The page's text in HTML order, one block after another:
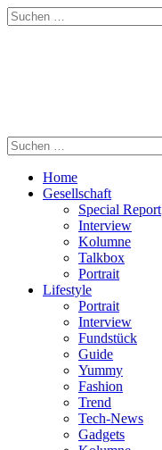
Suchen
nach:
Suchen
nach:
Home
Gesellschaft
Special Report
Interview
Kolumne
Talkbox
Portrait
Lifestyle
Portrait
Interview
Fundstück
Guide
Yummy
Fashion
Trend
Tech-News
Gadgets